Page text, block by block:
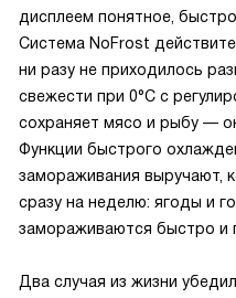
дисплеем понятное,
Система NoFrost
ни разу не приходилось
свежести при 0°C с
сохраняет мясо и рыбу —
Функции быстрого
замораживания выручают,
сразу на неделю: ягоды и
замораживаются быстро и
Два случая из жизни